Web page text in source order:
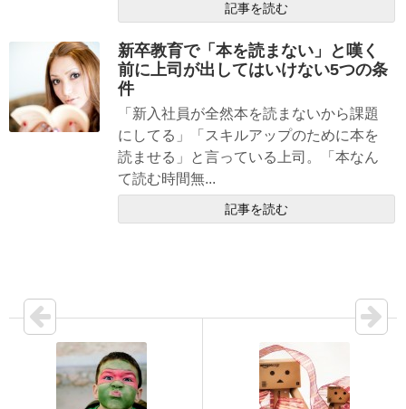
記事を読む
新卒教育で「本を読まない」と嘆く
前に上司が出してはいけない5つの条
件
「新入社員が全然本を読まないから課題
にしてる」「スキルアップのために本を
読ませる」と言っている上司。「本なん
て読む時間無...
記事を読む